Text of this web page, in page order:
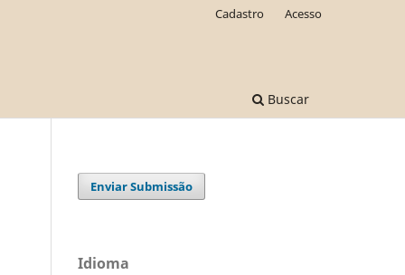
Buscar
Cadastro Acesso
Enviar Submissão
Idioma